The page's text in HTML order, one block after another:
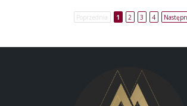
Poprzednia 1 2 3 4